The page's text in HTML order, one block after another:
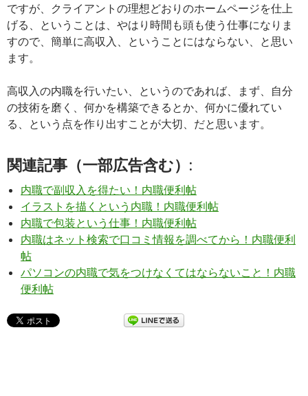
ですが、クライアントの理想どおりのホームページを仕上
げる、ということは、やはり時間も頭も使う仕事になりま
すので、簡単に高収入、ということにはならない、と思い
ます。
高収入の内職を行いたい、というのであれば、まず、自分
の技術を磨く、何かを構築できるとか、何かに優れてい
る、という点を作り出すことが大切、だと思います。
関連記事（一部広告含む）:
内職で副収入を得たい！内職便利帖
イラストを描くという内職！内職便利帖
内職で包装という仕事！内職便利帖
内職はネット検索で口コミ情報を調べてから！内職便利
帖
パソコンの内職で気をつけなくてはならないこと！内職
便利帖